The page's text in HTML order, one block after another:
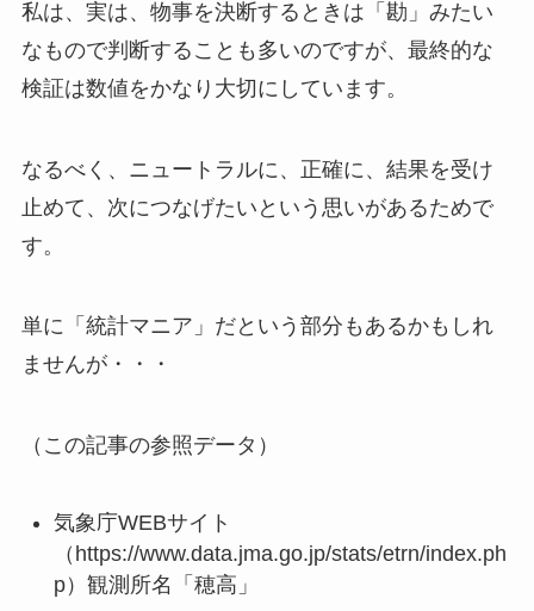
私は、実は、物事を決断するときは「勘」みたい
なもので判断することも多いのですが、最終的な
検証は数値をかなり大切にしています。
なるべく、ニュートラルに、正確に、結果を受け
止めて、次につなげたいという思いがあるためで
す。
単に「統計マニア」だという部分もあるかもしれ
ませんが・・・
（この記事の参照データ）
気象庁WEBサイト
（https://www.data.jma.go.jp/stats/etrn/index.ph
p）観測所名「穂高」